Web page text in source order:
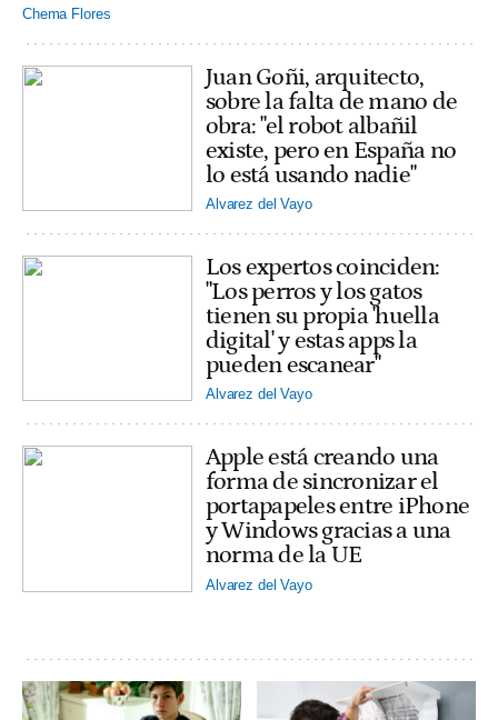
Chema Flores
Juan Goñi, arquitecto,
sobre la falta de mano de
obra: "el robot albañil
existe, pero en España no
lo está usando nadie"
Alvarez del Vayo
Los expertos coinciden:
"Los perros y los gatos
tienen su propia 'huella
digital' y estas apps la
pueden escanear"
Alvarez del Vayo
Apple está creando una
forma de sincronizar el
portapapeles entre iPhone
y Windows gracias a una
norma de la UE
Alvarez del Vayo